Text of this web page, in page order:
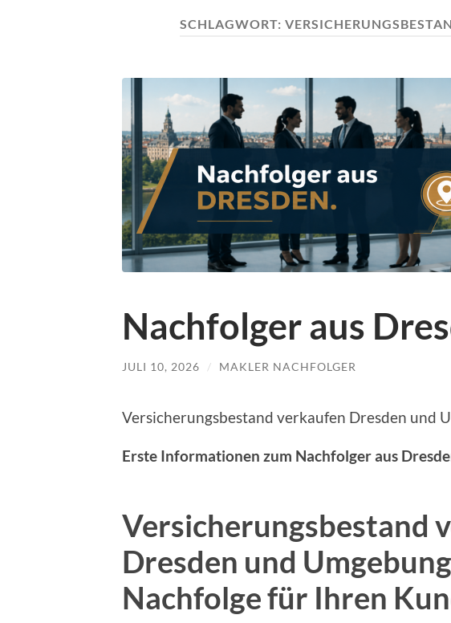
SCHLAGWORT:
Nachfolger aus
JULI 10, 2026 / MAKLER NACHFOLGER
Versicherungsbestand verkaufen Dresden und
Erste Informationen zum Nachfolger aus
Versicherungsbestand
Dresden und
Nachfolge für Ihren